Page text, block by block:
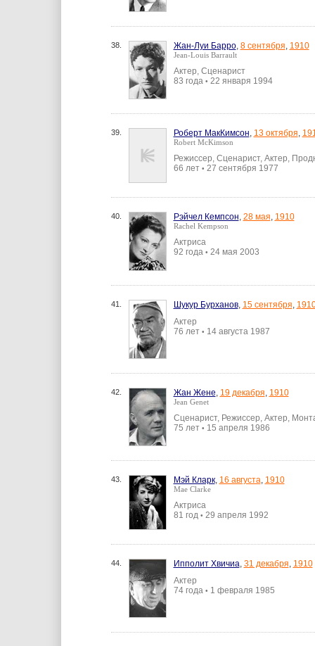
38. Жан-Луи Барро, 8 сентября, 1910
Jean-Louis Barrault
Актер, Сценарист
83 года • 22 января 1994
39. Роберт МакКимсон, 13 октября,
Robert McKimson
Режиссер, Сценарист, Актер,
66 лет • 27 сентября 1977
40. Рэйчел Кемпсон, 28 мая, 1910
Rachel Kempson
Актриса
92 года • 24 мая 2003
41. Шукур Бурханов, 15 сентября,
Актер
76 лет • 14 августа 1987
42. Жан Жене, 19 декабря, 1910
Jean Genet
Сценарист, Режиссер, Актер,
75 лет • 15 апреля 1986
43. Мэй Кларк, 16 августа, 1910
Mae Clarke
Актриса
81 год • 29 апреля 1992
44. Ипполит Хвичиа, 31 декабря, 1910
Актер
74 года • 1 февраля 1985